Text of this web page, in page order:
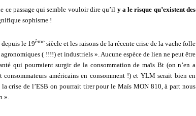
ce passage qui semble vouloir dire qu’il y a le risque qu’existent des
sophisme !
le 19ème siècle et les raisons de la récente crise de la vache folle
( !!!!) et industriels ». Aucune espèce de lien ne peut être
qui pourraient surgir de la consommation de maïs Bt (on n’en a
américains en consomment !) et YLM serait bien en
crise de l’ESB on pourrait tirer pour le Maïs MON 810, à part nous
».